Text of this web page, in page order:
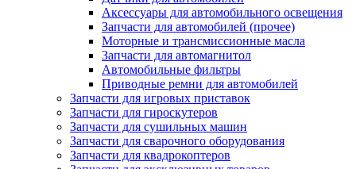
Аксессуары для автомобильного освещения
Запчасти для автомобилей (прочее)
Моторные и трансмиссионные масла
Запчасти для автомагнитол
Автомобильные фильтры
Приводные ремни для автомобилей
Запчасти для игровых приставок
Запчасти для гироскутеров
Запчасти для сушильных машин
Запчасти для сварочного оборудования
Запчасти для квадрокоптеров